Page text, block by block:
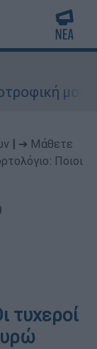
μονάδα
➔ Μάθετε
Ποιοι
τυχεροί